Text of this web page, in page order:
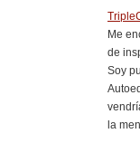
Me
de
Soy
la